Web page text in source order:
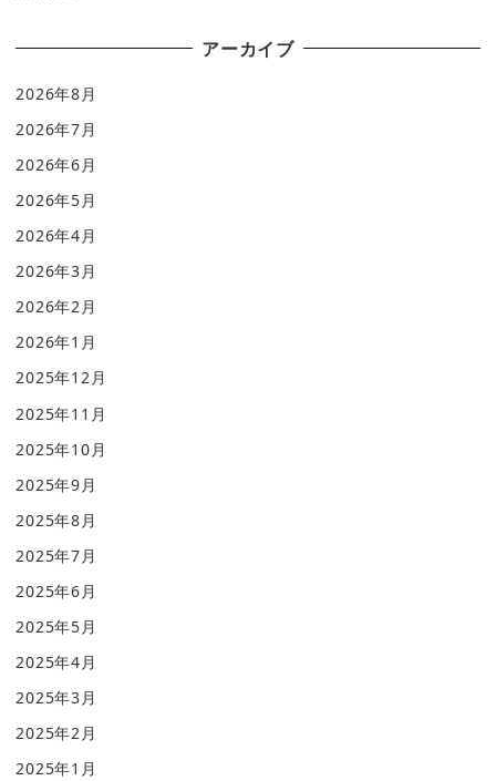
アーカイブ
2026年8月
2026年7月
2026年6月
2026年5月
2026年4月
2026年3月
2026年2月
2026年1月
2025年12月
2025年11月
2025年10月
2025年9月
2025年8月
2025年7月
2025年6月
2025年5月
2025年4月
2025年3月
2025年2月
2025年1月